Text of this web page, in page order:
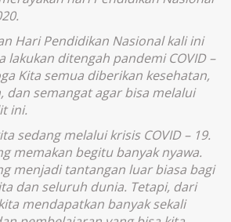
Hari Pendidikan Nasional kali ini
lakukan ditengah pandemi COVID –
Kita semua diberikan kesehatan,
dan semangat agar bisa melalui
ini.
sedang melalui krisis COVID – 19.
memakan begitu banyak nyawa.
menjadi tantangan luar biasa bagi
dan seluruh dunia. Tetapi, dari
mendapatkan banyak sekali